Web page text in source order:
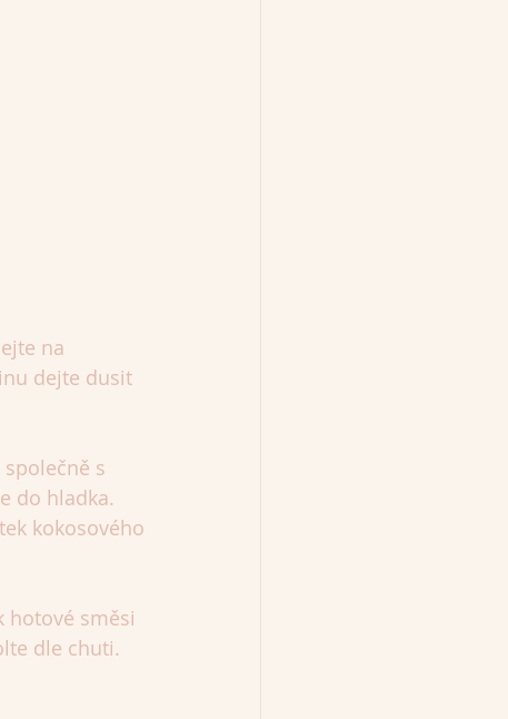
na
dejte dusit
s
do hladka.
kokosového
hotové směsi
dle chuti.